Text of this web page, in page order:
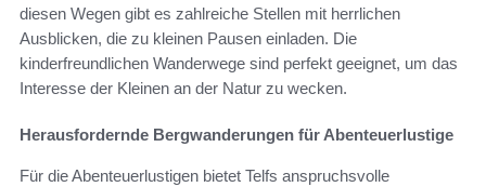
diesen Wegen gibt es zahlreiche Stellen mit herrlichen
Ausblicken, die zu kleinen Pausen einladen. Die
kinderfreundlichen Wanderwege sind perfekt geeignet, um das
Interesse der Kleinen an der Natur zu wecken.
Herausfordernde Bergwanderungen für Abenteuerlustige
Für die Abenteuerlustigen bietet Telfs anspruchsvolle